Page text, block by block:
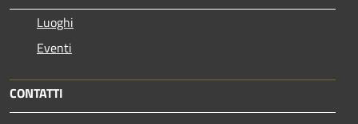
Luoghi
Eventi
CONTATTI